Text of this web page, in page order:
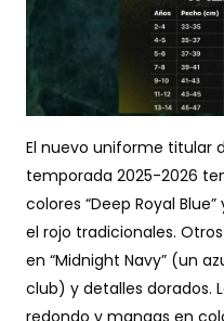
El nuevo uniforme titular
temporada 2025-2026
colores “Deep Royal
el rojo tradicionales.
en “Midnight Navy” (un
club) y detalles dorados.
redondo y mangas en